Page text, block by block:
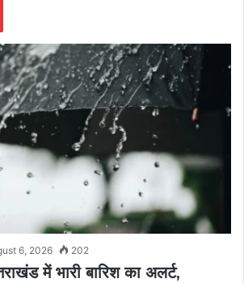
6, 2026 202
में भारी बारिश का अलर्ट,